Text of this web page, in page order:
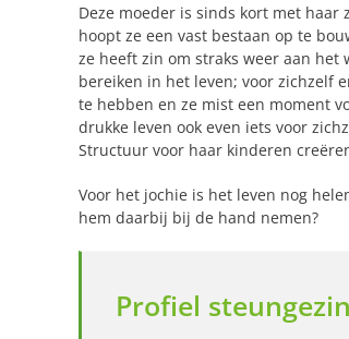
Deze moeder is sinds kort met
hoopt ze een vast bestaan op te
ze heeft zin om straks weer aan het
bereiken in het leven; voor zichzelf
te hebben en ze mist een moment
drukke leven ook even iets voor
Structuur voor haar kinderen
Voor het jochie is het leven nog
hem daarbij bij de hand nemen?
Profiel steungezin